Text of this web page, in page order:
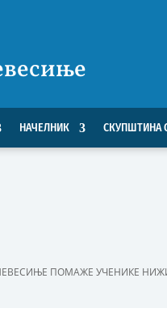
НАЧЕЛНИК СКУПШТИНА
ПОМАЖЕ УЧЕНИКЕ